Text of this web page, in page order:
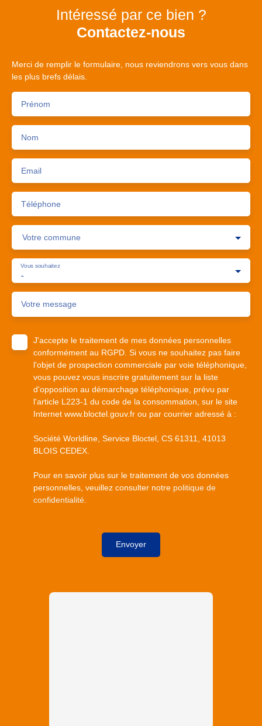
Intéressé par ce bien ?
Contactez-nous
Merci de remplir le formulaire, nous reviendrons vers vous dans
les plus brefs délais.
Prénom
Nom
Email
Téléphone
Votre commune
-
Vous souhaitez
Votre message
J'accepte le traitement de mes données personnelles
conformément au RGPD. Si vous ne souhaitez pas faire
l'objet de prospection commerciale par voie téléphonique,
vous pouvez vous inscrire gratuitement sur la liste
d'opposition au démarchage téléphonique, prévu par
l'article L223-1 du code de la consommation, sur le site
Internet www.bloctel.gouv.fr ou par courrier adressé à :
Société Worldline, Service Bloctel, CS 61311, 41013
BLOIS CEDEX.
Pour en savoir plus sur le traitement de vos données
personnelles, veuillez consulter notre politique de
confidentialité
Envoyer